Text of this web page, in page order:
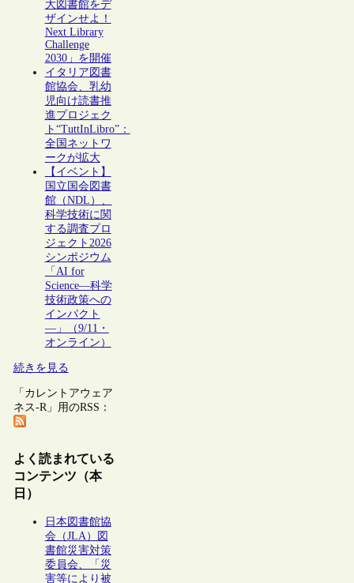
大図書館をデ
ザインせよ！
Next Library
Challenge
2030」を開催
イタリア図書
館協会、乳幼
児向け読書推
進プロジェク
ト“TuttInLibro”：
全国ネットワ
ークが拡大
【イベント】
国立国会図書
館（NDL）、
科学技術に関
する調査プロ
ジェクト2026
シンポジウム
「AI for
Science―科学
技術政策への
インパクト
―」（9/11・
オンライン）
続きを見る
「カレントアウェア
ネス-R」用のRSS：
よく読まれている
コンテンツ（本
日）
日本図書館協
会（JLA）図
書館災害対策
委員会、「災
害等により被